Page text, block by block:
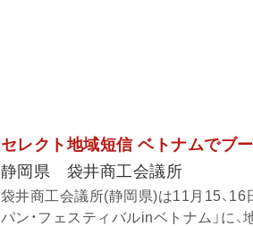
セレクト地域短信 ベトナムでブ
静岡県 袋井商工会議所
袋井商工会議所(静岡県)は11月15、16
パン・フェスティバルinベトナム」に